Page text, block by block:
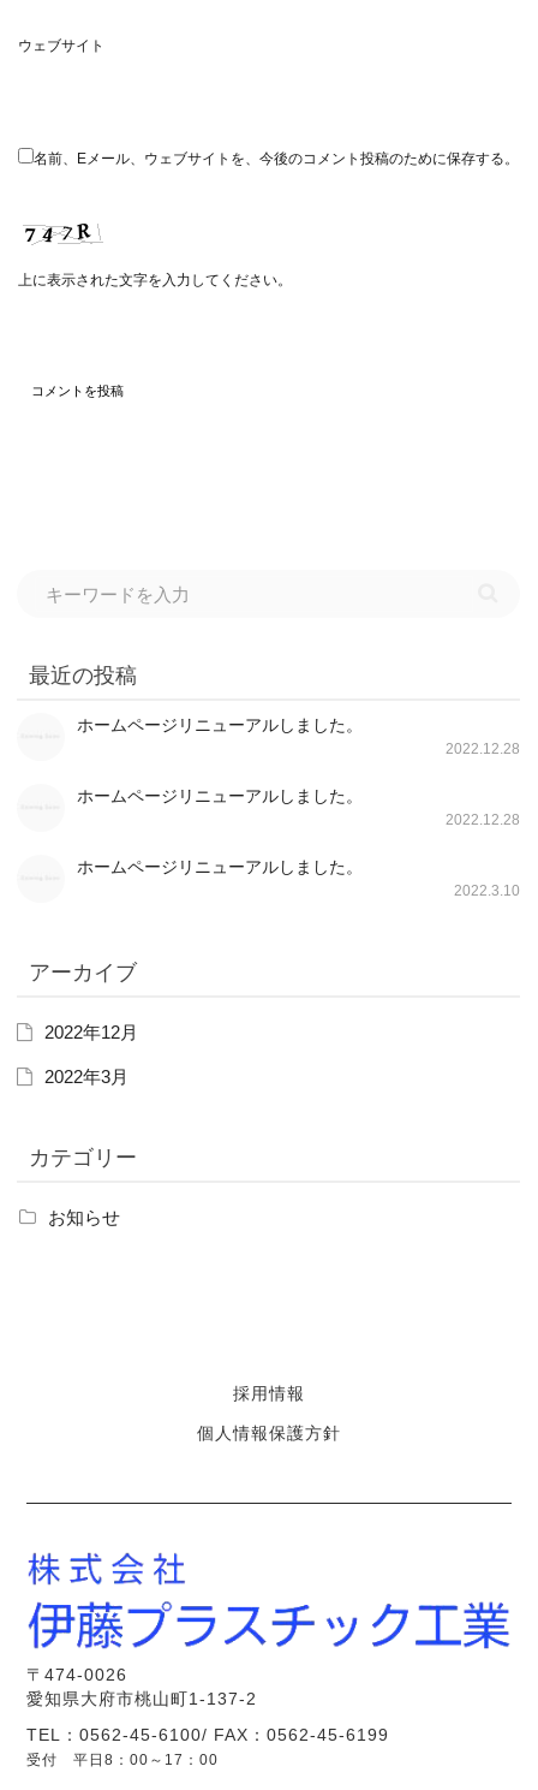
ウェブサイト
名前、Eメール、ウェブサイトを、今後のコメント投稿のために保存する。
上に表示された文字を入力してください。
最近の投稿
ホームページリニューアルしました。
2022.12.28
ホームページリニューアルしました。
2022.12.28
ホームページリニューアルしました。
2022.3.10
アーカイブ
2022年12月
2022年3月
カテゴリー
お知らせ
採用情報
個人情報保護方針
〒474-0026
愛知県大府市桃山町1-137-2
TEL：0562-45-6100/ FAX：0562-45-6199
受付 平日8：00～17：00